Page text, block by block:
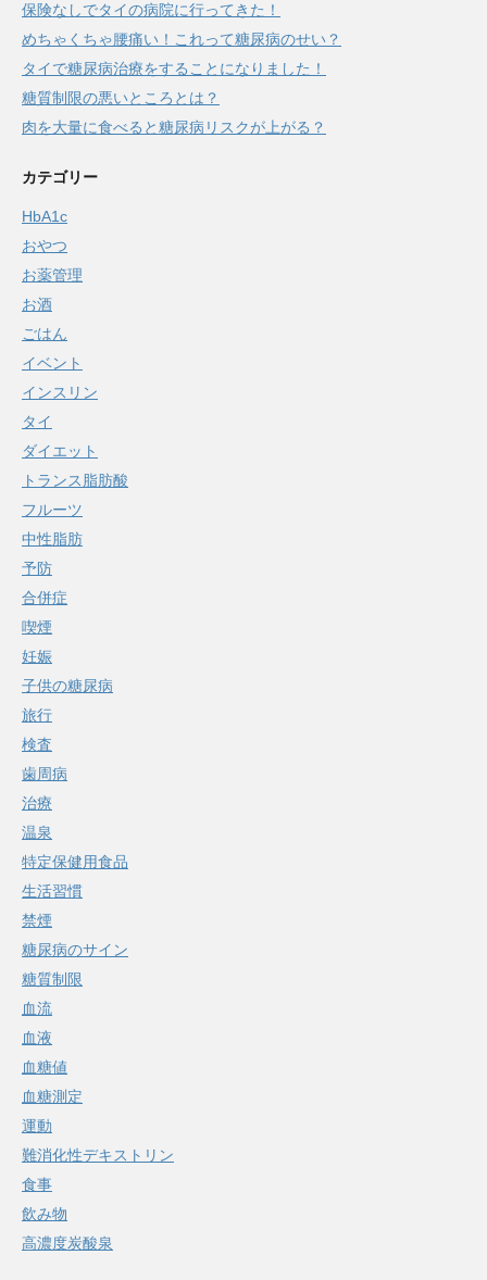
保険なしでタイの病院に行ってきた！
めちゃくちゃ腰痛い！これって糖尿病のせい？
タイで糖尿病治療をすることになりました！
糖質制限の悪いところとは？
肉を大量に食べると糖尿病リスクが上がる？
カテゴリー
HbA1c
おやつ
お薬管理
お酒
ごはん
イベント
インスリン
タイ
ダイエット
トランス脂肪酸
フルーツ
中性脂肪
予防
合併症
喫煙
妊娠
子供の糖尿病
旅行
検査
歯周病
治療
温泉
特定保健用食品
生活習慣
禁煙
糖尿病のサイン
糖質制限
血流
血液
血糖値
血糖測定
運動
難消化性デキストリン
食事
飲み物
高濃度炭酸泉